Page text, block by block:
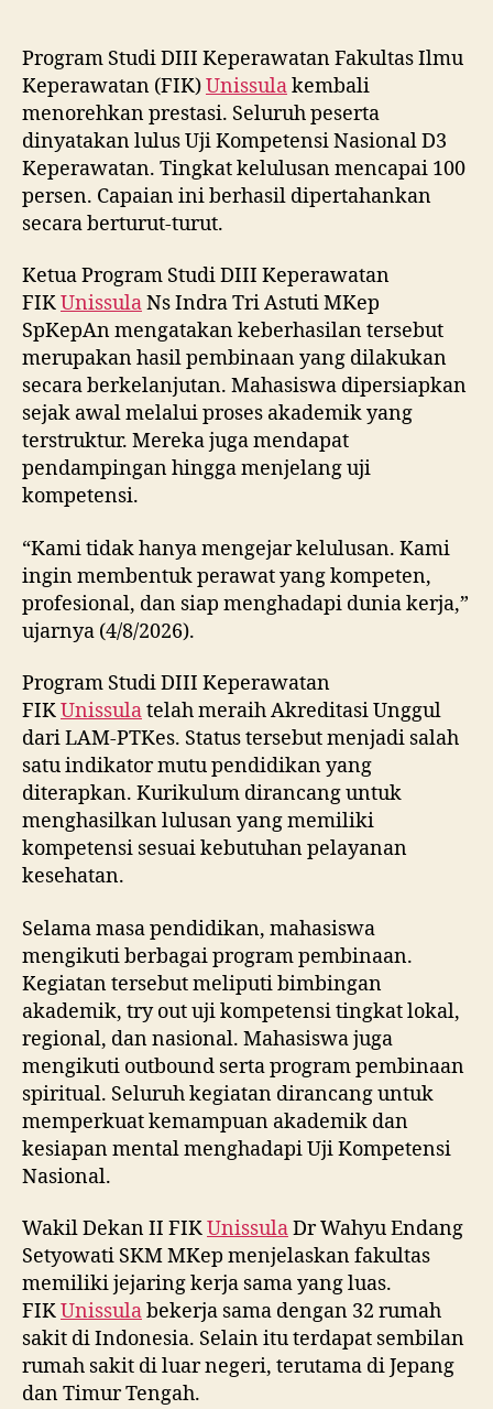
Program Studi DIII Keperawatan Fakultas Ilmu
Keperawatan (FIK)Unissulakembali
menorehkan prestasi. Seluruh peserta
dinyatakan lulus Uji Kompetensi Nasional D3
Keperawatan. Tingkat kelulusan mencapai 100
persen. Capaian ini berhasil dipertahankan
secara berturut-turut.
Ketua Program Studi DIII Keperawatan
FIKUnissulaNs Indra Tri Astuti MKep
SpKepAn mengatakan keberhasilan tersebut
merupakan hasil pembinaan yang dilakukan
secara berkelanjutan. Mahasiswa dipersiapkan
sejak awal melalui proses akademik yang
terstruktur. Mereka juga mendapat
pendampingan hingga menjelang uji
kompetensi.
“Kami tidak hanya mengejar kelulusan. Kami
ingin membentuk perawat yang kompeten,
profesional, dan siap menghadapi dunia kerja,”
ujarnya (4/8/2026).
Program Studi DIII Keperawatan
FIKUnissulatelah meraih Akreditasi Unggul
dari LAM-PTKes. Status tersebut menjadi salah
satu indikator mutu pendidikan yang
diterapkan. Kurikulum dirancang untuk
menghasilkan lulusan yang memiliki
kompetensi sesuai kebutuhan pelayanan
kesehatan.
Selama masa pendidikan, mahasiswa
mengikuti berbagai program pembinaan.
Kegiatan tersebut meliputi bimbingan
akademik, try out uji kompetensi tingkat lokal,
regional, dan nasional. Mahasiswa juga
mengikuti outbound serta program pembinaan
spiritual. Seluruh kegiatan dirancang untuk
memperkuat kemampuan akademik dan
kesiapan mental menghadapi Uji Kompetensi
Nasional.
Wakil Dekan II FIKUnissulaDr Wahyu Endang
Setyowati SKM MKep menjelaskan fakultas
memiliki jejaring kerja sama yang luas.
FIKUnissulabekerja sama dengan 32 rumah
sakit di Indonesia. Selain itu terdapat sembilan
rumah sakit di luar negeri, terutama di Jepang
dan Timur Tengah.